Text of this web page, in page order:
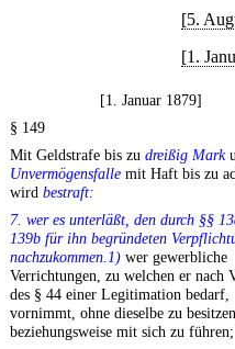
[5.
[1.
[1. Januar 1879]
§ 149
Mit Geldstrafe bis zu dreißig Mark
Unvermögensfalle mit Haft bis zu
wird bestraft:
7. wer es unterläßt, den durch §§
139b für ihn begründeten
nachzukommen.1) wer gewerbliche
Verrichtungen, zu welchen er nach
des § 44 einer Legitimation bedarf,
vornimmt, ohne dieselbe zu
beziehungsweise mit sich zu führen;